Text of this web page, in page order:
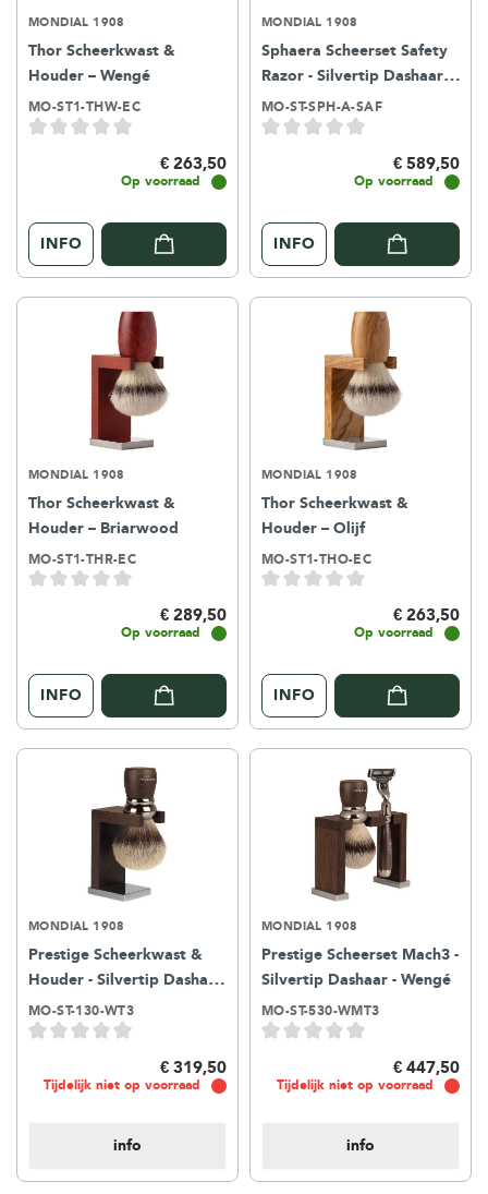
MONDIAL 1908
Thor Scheerkwast &
Houder – Wengé
MO-ST1-THW-EC
€ 263,50
Op voorraad
INFO
MONDIAL 1908
Sphaera Scheerset Safety
Razor - Silvertip Dashaar-
Wengé
MO-ST-SPH-A-SAF
€ 589,50
Op voorraad
INFO
MONDIAL 1908
Thor Scheerkwast &
Houder – Briarwood
MO-ST1-THR-EC
€ 289,50
Op voorraad
INFO
MONDIAL 1908
Thor Scheerkwast &
Houder – Olijf
MO-ST1-THO-EC
€ 263,50
Op voorraad
INFO
MONDIAL 1908
Prestige Scheerkwast &
Houder - Silvertip Dashaar
- Wengé
MO-ST-130-WT3
€ 319,50
Tijdelijk niet op voorraad
info
MONDIAL 1908
Prestige Scheerset Mach3 -
Silvertip Dashaar - Wengé
MO-ST-530-WMT3
€ 447,50
Tijdelijk niet op voorraad
info